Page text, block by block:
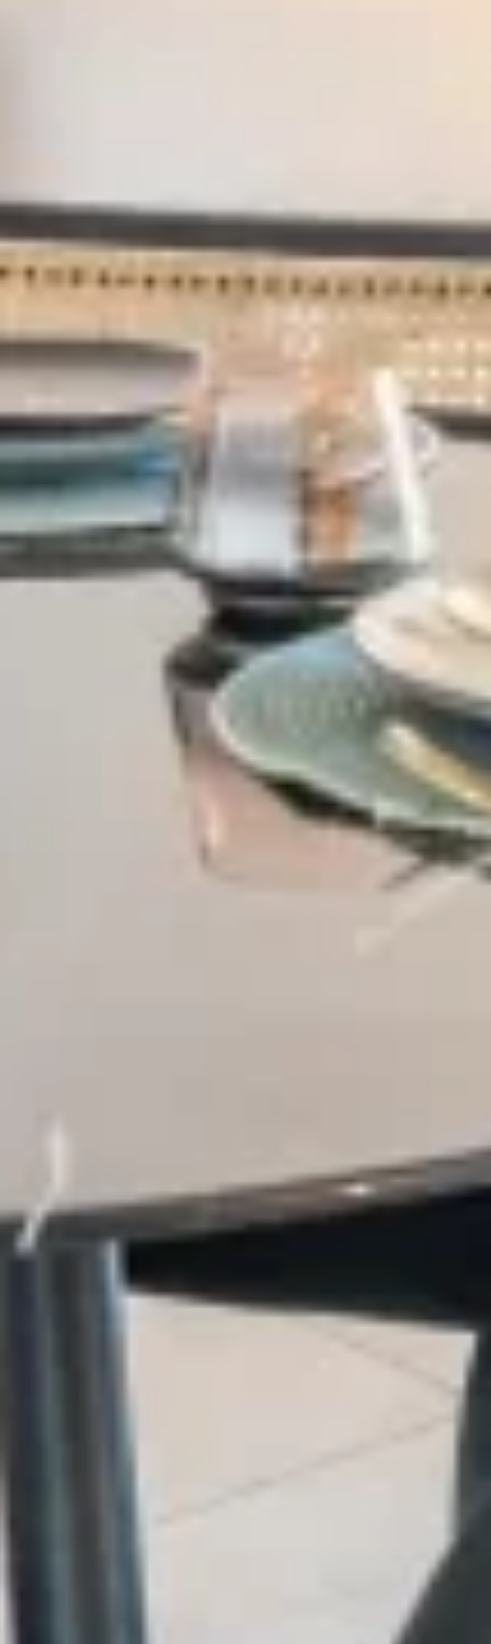
Village-Neuf - Appartements neufs résidence Allure